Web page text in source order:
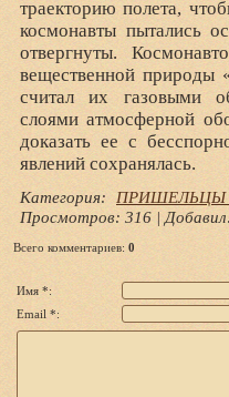
траекторию полета,
космонавты пытались
отвергнуты.
вещественной природы
считал их газовыми
слоями атмосферной
доказать ее с
явлений сохранялась.
Категория:
ПРИШЕЛЬЦЫ
Просмотров: 316 | Добавил
Всего комментариев: 0
Имя *:
Email *: